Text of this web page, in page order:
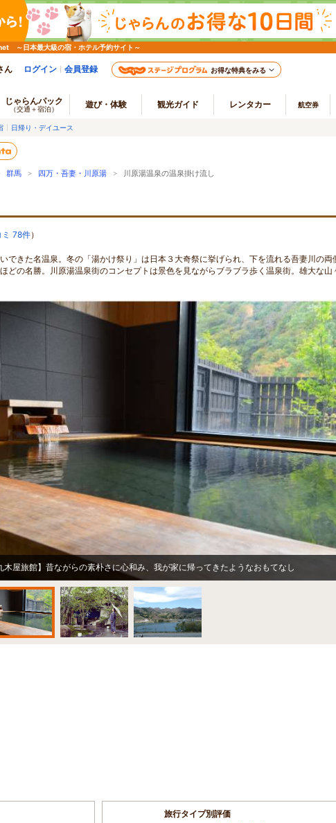
～日本最大級の宿・ホテル予約サイト～
ん ログイン 会員登録 お得な特典をみる
じゃらんパック
（交通＋宿泊） 遊び・体験 観光ガイド レンタカー 航空券
日帰り・デイユース
群馬 > 四万・吾妻・川原湯 > 川原湯温泉の温泉掛け流し
ミ 78件）
できた名温泉。冬の「湯かけ祭り」は日本３大奇祭に挙げられ、下を流れる吾妻川の両
どの名勝。川原湯温泉街のコンセプトは景色を見ながらブラブラ歩く温泉街。雄大な山
木屋旅館】昔ながらの素朴さに心和み、我が家に帰ってきたようなおもてなし
旅行タイプ別評価